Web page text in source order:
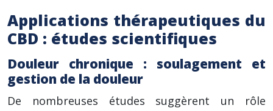
Applications thérapeutiques du
CBD : études scientifiques
Douleur chronique : soulagement et
gestion de la douleur
De nombreuses études suggèrent un rôle